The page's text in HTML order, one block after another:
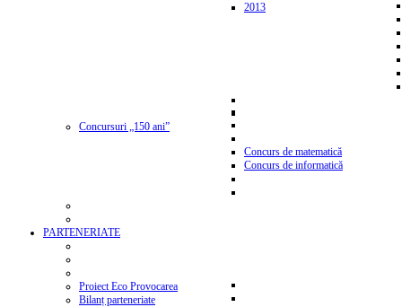
2013
Concursuri „150 ani”
Concurs de matematică
Concurs de informatică
PARTENERIATE
Proiect Eco Provocarea
Bilanț parteneriate